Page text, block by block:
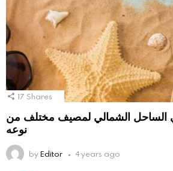
17 Shares
الشمالي لمصيف مختلف من
نوعه
byEditor 4 years ago